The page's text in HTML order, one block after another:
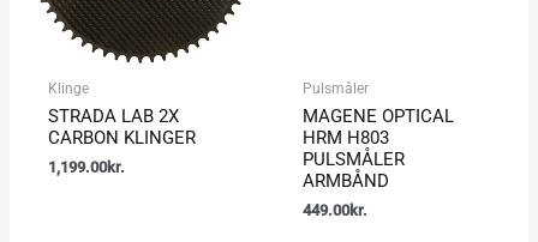
Klinge
STRADA LAB 2X
CARBON KLINGER
1,199.00kr.
Pulsmåler
MAGENE OPTICAL
HRM H803
PULSMÅLER
ARMBÅND
449.00kr.